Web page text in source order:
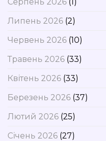
Липень 2026 (2)
Червень 2026 (10)
Травень 2026 (33)
Квітень 2026 (33)
Березень 2026 (37)
Лютий 2026 (25)
Січень 2026 (27)